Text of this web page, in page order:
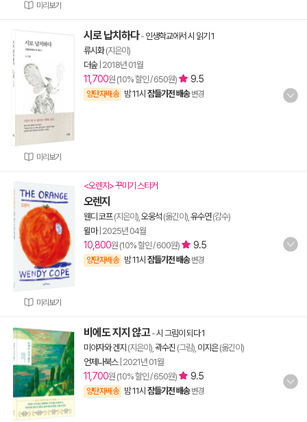
미리보기
미리보기
시로 납치하다- 인생학교에서 시 읽기 1
류시화(지은이)
더숲| 2018년 01월
11,700원 (10% 할인 / 650원) 9.5
양탄자배송 밤 11시 잠들기전 배송 변경
미리보기
<오렌지> 꾸미기 스티커
오렌지
웬디 코프(지은이), 오웅석 (옮긴이), 유수연(감수)
윌마| 2025년 04월
10,800원 (10% 할인 / 600원) 9.5
양탄자배송 밤 11시 잠들기전 배송 변경
비에도 지지 않고-시 그림이 되다 1
미야자와 겐지 (지은이), 곽수진 (그림), 이지은(옮긴이)
언제나북스| 2021년 01월
11,700원 (10% 할인 / 650원) 9.5
양탄자배송 밤 11시 잠들기전 배송 변경